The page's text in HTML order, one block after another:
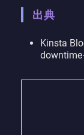
出典
Kinsta